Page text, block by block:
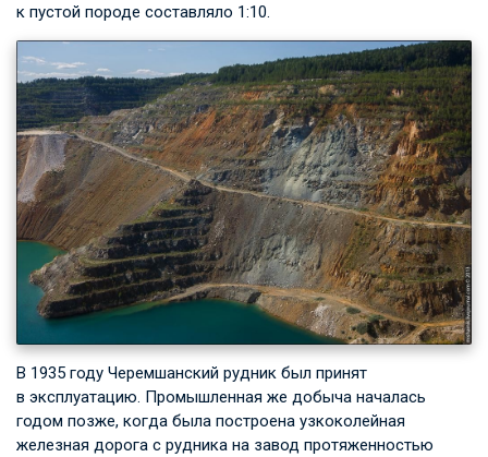
к пустой породе составляло 1:10.
В 1935 году Черемшанский рудник был принят
в эксплуатацию. Промышленная же добыча началась
годом позже, когда была построена узкоколейная
железная дорога с рудника на завод протяженностью